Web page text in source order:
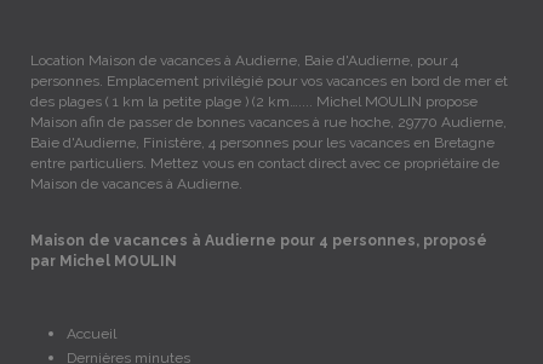
Location Maison de vacances à Audierne, Baie d'Audierne, pour 4
personnes. Emplacement privilégié pour vos vacances en bord de mer et
des plages ( 1 km la petite plage ) (2 km….... Michel MOULIN propose
Maison afin de passer de bonnes vacances à rue hoche, 29770 Audierne,
Baie d'Audierne, Finistère, 4 personnes pour les vacances en Bretagne
entre particuliers. Mettez vous en contact direct avec ce propriétaire de
Maison de vacances à Audierne.
Maison de vacances à Audierne pour 4 personnes, proposé
par Michel MOULIN
Accueil
Dernières minutes